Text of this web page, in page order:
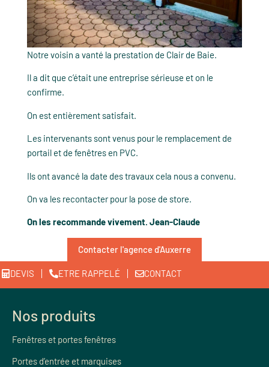
Notre voisin a vanté la prestation de Clair de Baie.
Il a dit que c’était une entreprise sérieuse et on le
confirme.
On est entièrement satisfait.
Les intervenants sont venus pour le remplacement de
portail et de fenêtres en PVC.
Ils ont avancé la date des travaux cela nous a convenu.
On va les recontacter pour la pose de store.
On les recommande vivement. Jean-Claude
Contacter l'agence d'Auxerre
DEVIS ETRE RAPPELÉ CONTACT
Nos produits
Fenêtres et portes fenêtres
Portes d’entrée et marquises